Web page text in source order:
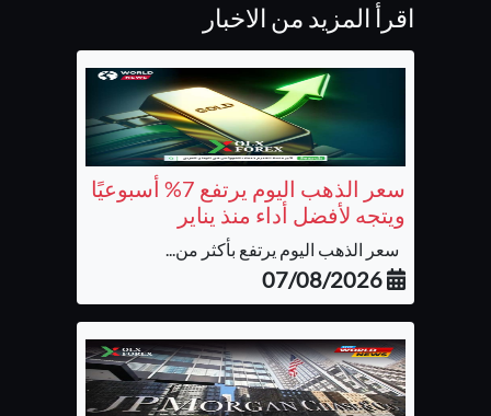
اقرأ المزيد من الاخبار
سعر الذهب اليوم يرتفع 7% أسبوعيًا
ويتجه لأفضل أداء منذ يناير
سعر الذهب اليوم يرتفع بأكثر من...
07/08/2026